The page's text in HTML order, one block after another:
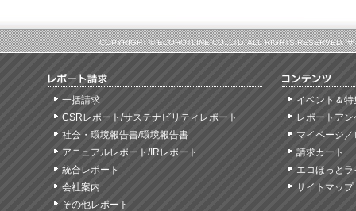
COPYRIGHT © ECOHOTLINE CO.,LTD. ALL RIGHTS RESERVED.
一括請求
CSRレポート/サステナビリティレポート
社会・環境報告書/環境報告書
アニュアルレポート/IRレポート
統合レポート
会社案内
その他レポート
イベント＆特
レポートア
マイページ
請求カート
エコほっと
サイトマップ